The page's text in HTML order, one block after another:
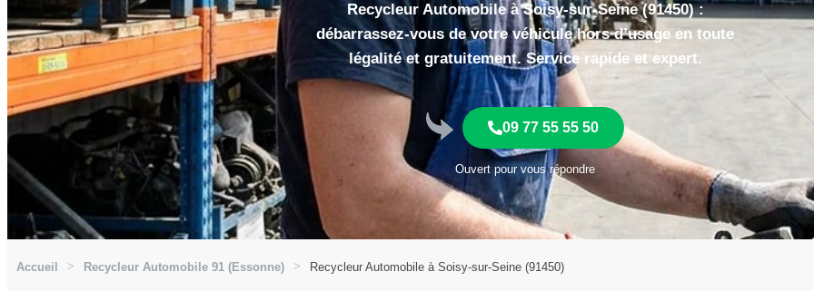
Recycleur Automobile à Soisy-sur-Seine (91450) :
débarrassez-vous de votre véhicule hors d’usage en toute
légalité et gratuitement. Service rapide et expert.
09 77 55 55 50
Ouvert pour vous répondre
Accueil Recycleur Automobile 91 (Essonne) Recycleur Automobile à Soisy-sur-Seine (91450)